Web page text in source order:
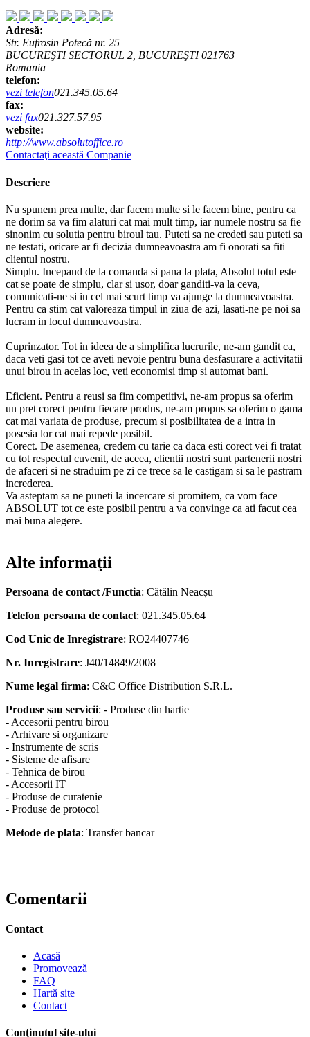
Adresă:
Str. Eufrosin Potecă nr. 25
BUCUREŞTI SECTORUL 2, BUCUREŞTI 021763
Romania
telefon:
vezi telefon021.345.05.64
fax:
vezi fax021.327.57.95
website:
http://www.absolutoffice.ro
Contactaţi această Companie
Descriere
Nu spunem prea multe, dar facem multe si le facem bine, pentru ca
ne dorim sa va fim alaturi cat mai mult timp, iar numele nostru sa fie
sinonim cu solutia pentru biroul tau. Puteti sa ne credeti sau puteti sa
ne testati, oricare ar fi decizia dumneavoastra am fi onorati sa fiti
clientul nostru.
Simplu. Incepand de la comanda si pana la plata, Absolut totul este
cat se poate de simplu, clar si usor, doar ganditi-va la ceva,
comunicati-ne si in cel mai scurt timp va ajunge la dumneavoastra.
Pentru ca stim cat valoreaza timpul in ziua de azi, lasati-ne pe noi sa
lucram in locul dumneavoastra.
Cuprinzator. Tot in ideea de a simplifica lucrurile, ne-am gandit ca,
daca veti gasi tot ce aveti nevoie pentru buna desfasurare a activitatii
unui birou in acelas loc, veti economisi timp si automat bani.
Eficient. Pentru a reusi sa fim competitivi, ne-am propus sa oferim
un pret corect pentru fiecare produs, ne-am propus sa oferim o gama
cat mai variata de produse, precum si posibilitatea de a intra in
posesia lor cat mai repede posibil.
Corect. De asemenea, credem cu tarie ca daca esti corect vei fi tratat
cu tot respectul cuvenit, de aceea, clientii nostri sunt partenerii nostri
de afaceri si ne straduim pe zi ce trece sa le castigam si sa le pastram
increderea.
Va asteptam sa ne puneti la incercare si promitem, ca vom face
ABSOLUT tot ce este posibil pentru a va convinge ca ati facut cea
mai buna alegere.
Alte informaţii
Persoana de contact /Functia: Cătălin Neacșu
Telefon persoana de contact: 021.345.05.64
Cod Unic de Inregistrare: RO24407746
Nr. Inregistrare: J40/14849/2008
Nume legal firma: C&C Office Distribution S.R.L.
Produse sau servicii: - Produse din hartie
- Accesorii pentru birou
- Arhivare si organizare
- Instrumente de scris
- Sisteme de afisare
- Tehnica de birou
- Accesorii IT
- Produse de curatenie
- Produse de protocol
Metode de plata: Transfer bancar
Comentarii
Contact
Acasă
Promovează
FAQ
Hartă site
Contact
Conţinutul site-ului